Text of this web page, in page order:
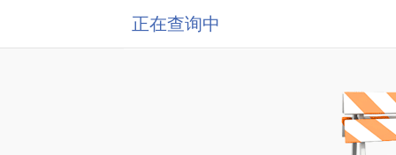
正在查询中